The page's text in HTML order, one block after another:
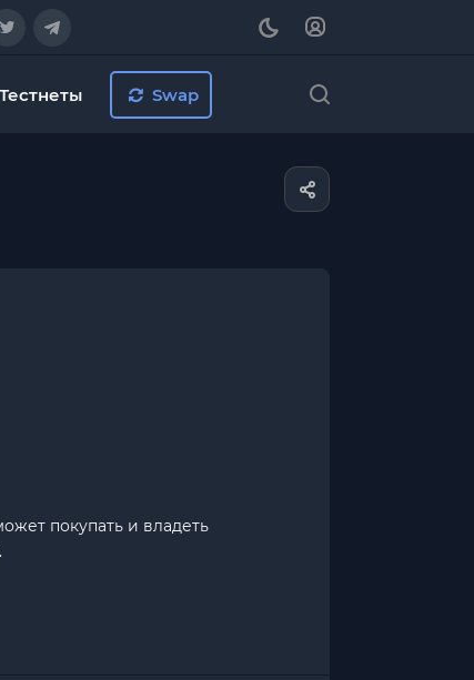
Тестнеты Swap
покупать и владеть